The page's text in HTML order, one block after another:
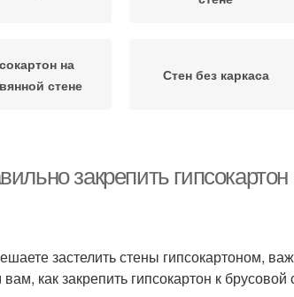
на
стене
Стен без каркаса
закрепить
застелить стены гипсокартоном,
как закрепить гипсокартон к брусовой